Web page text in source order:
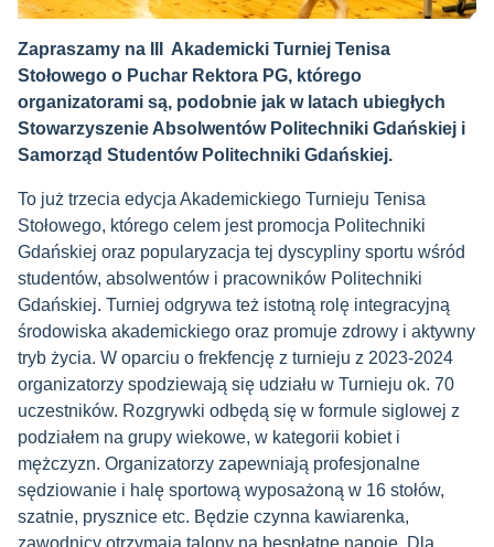
Zapraszamy na III Akademicki Turniej Tenisa
Stołowego o Puchar Rektora PG, którego
organizatorami są, podobnie jak w latach ubiegłych
Stowarzyszenie Absolwentów Politechniki Gdańskiej i
Samorząd Studentów Politechniki Gdańskiej.
To już trzecia edycja Akademickiego Turnieju Tenisa
Stołowego, którego celem jest promocja Politechniki
Gdańskiej oraz popularyzacja tej dyscypliny sportu wśród
studentów, absolwentów i pracowników Politechniki
Gdańskiej. Turniej odgrywa też istotną rolę integracyjną
środowiska akademickiego oraz promuje zdrowy i aktywny
tryb życia. W oparciu o frekfencję z turnieju z 2023-2024
organizatorzy spodziewają się udziału w Turnieju ok. 70
uczestników. Rozgrywki odbędą się w formule siglowej z
podziałem na grupy wiekowe, w kategorii kobiet i
mężczyzn. Organizatorzy zapewniają profesjonalne
sędziowanie i halę sportową wyposażoną w 16 stołów,
szatnie, prysznice etc. Będzie czynna kawiarenka,